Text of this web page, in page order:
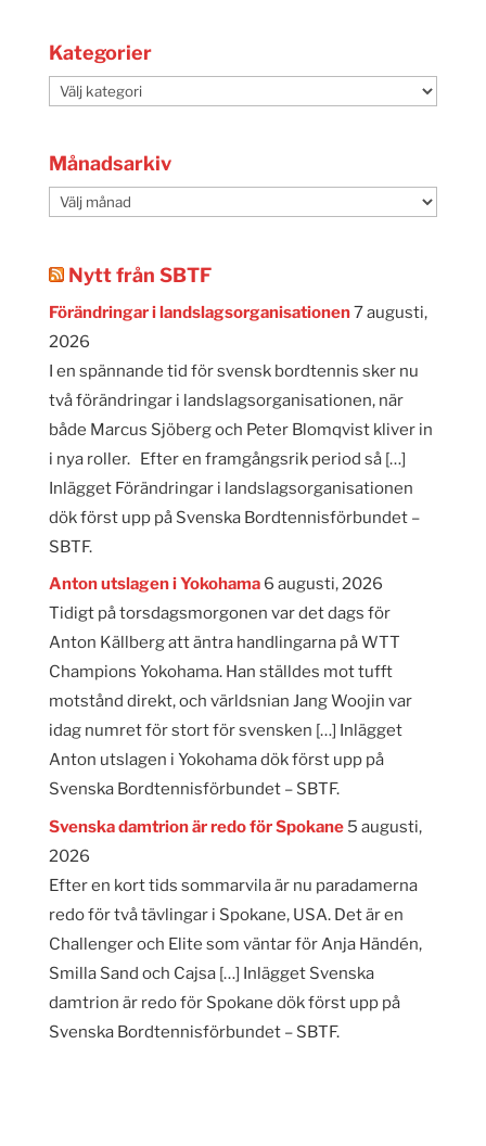
Kategorier
Kategorier
Månadsarkiv
Månadsarkiv
Nytt från SBTF
Förändringar i landslagsorganisationen7 augusti,
2026
I en spännande tid för svensk bordtennis sker nu
två förändringar i landslagsorganisationen, när
både Marcus Sjöberg och Peter Blomqvist kliver in
i nya roller. Efter en framgångsrik period så […]
Inlägget Förändringar i landslagsorganisationen
dök först upp på Svenska Bordtennisförbundet –
SBTF.
Anton utslagen i Yokohama 6 augusti, 2026
Tidigt på torsdagsmorgonen var det dags för
Anton Källberg att äntra handlingarna på WTT
Champions Yokohama. Han ställdes mot tufft
motstånd direkt, och världsnian Jang Woojin var
idag numret för stort för svensken […] Inlägget
Anton utslagen i Yokohama dök först upp på
Svenska Bordtennisförbundet – SBTF.
Svenska damtrion är redo för Spokane 5 augusti,
2026
Efter en kort tids sommarvila är nu paradamerna
redo för två tävlingar i Spokane, USA. Det är en
Challenger och Elite som väntar för Anja Händén,
Smilla Sand och Cajsa […] Inlägget Svenska
damtrion är redo för Spokane dök först upp på
Svenska Bordtennisförbundet – SBTF.